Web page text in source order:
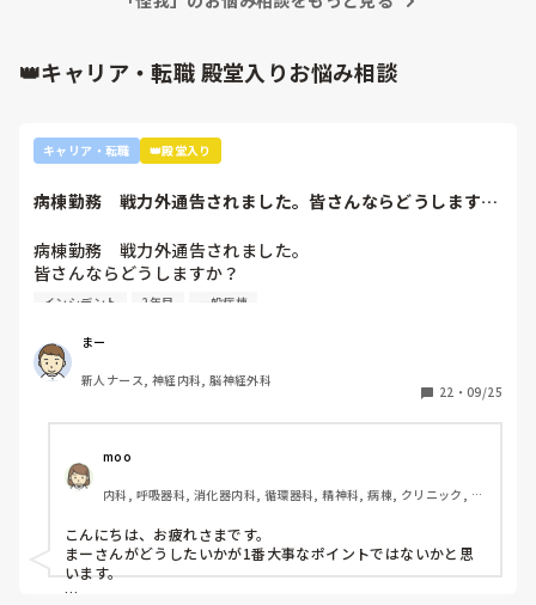
て入所しているのだから、安全を守るのは職員の仕事、暴れ
た入所者だけが悪いのではない、痛い思いをした入所者がい
のにしょうがないと言って職員同士がかばいあってる場合じ
ゃないと言い返しました。
めたいと言ってると施設長から聞きました。
施設長は事故は把握していましたが、その介護職員と私のや
り取りを知らなかったので、私に事実確認に来たのですが、
私が一連の話をして、その方が私が原因で辞めたいのであれ
話をしてさっていきました。
私は今日まで言われたから言い返したという感覚だったの
ので言い方はキツかったと思います。
その介護職員に謝って考え直してもらう、代わりに自分が辞
めると言ってやめないでもらった方がいいか、直接接触せず
静観するのがいいのか考えています。
自分は間違ってないと思いますが、正論は人を傷つけたり、
正しいことをしていればいいってもんでも無いという風にも
上に書いていらっしゃる茄子さんのように、介護職員の方の言
くて良いとは思いますよ、もちろん。正しいことを言っている
と思いますし。ただ、施設長が唯一両者の意見を聞けている第
念ですがそれまでのところだったのだと思いますね。
👑キャリア・転職 殿堂入りお悩み相談
キャリア・転職 👑殿堂入り
病棟勤務　戦力外通告されました。皆さんならどうします
病棟勤務　戦力外通告されました。
皆さんならどうしますか？
2年目です。1年目はゆるい部署にいましたが、人間関係が原
からの人間関係は良好です。
ですが、異動してから薬剤に関するインシデントを4件ほど
起こし、優先順位や多重課題ができていないのでは？という
い』『一人を持って看護のつながりを持って』ということで
受け持ち1人になりました。
複数受け持ちに戻るよう、1ヶ月間1年目のように勉強したり
と業務に臨んできました。
そして最近師長さんに『君は病棟勤務よりも外来とか健診セ
ンターとかのほうがいいのでは？ウチの部署もスタッフが足
りないから育てる余裕が足りない。前向きに捉えて看護師は
いろんな働き方あるよ』と部署は決まってませんが、異動確
インシデント 2年目 一般病棟
まー
新人ナース, 神経内科, 脳神経外科
22 ・ 09/25
moo
内科, 呼吸器科, 消化器内科, 循環器科, 精神科, 病棟, クリニック, リ
こんにちは、お疲れさまです。
まーさんがどうしたいかが1番大事なポイントではないかと思
います。